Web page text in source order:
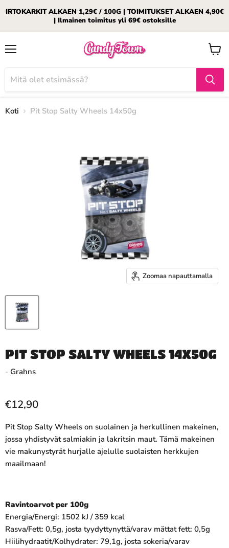
IRTOKARKIT ALKAEN 1,29€ / 100G | TOIMITUKSET ALKAEN 4,90€
| Ilmainen toimitus yli 69€ ostoksille
Katso
Koti Pit Stop Salty Wheels 14x50g
Zoomaa napauttamalla
PIT STOP SALTY WHEELS 14X50G
- Grahns
€12,90
Pit Stop Salty Wheels on suolainen ja herkullinen makeinen,
jossa yhdistyvät salmiakin ja lakritsin maut. Tämä makeinen
vie makunystyrät hurjalle ajelulle suolaisten herkkujen
maailmaan!
Ravintoarvot per 100g
Energia/Energi: 1502 kJ / 359 kcal
Rasva/Fett: 0,5g, josta tyydyttynyttä/varav mättat fett: 0,5g
Hiilihydraatit/Kolhydrater: 79,1g, josta sokeria/varav